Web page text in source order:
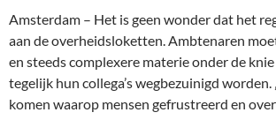
Amsterdam – Het is geen wonder dat het
aan de overheidsloketten. Ambtenaren
en steeds complexere materie onder de
tegelijk hun collega’s wegbezuinigd worden.
komen waarop mensen gefrustreerd en